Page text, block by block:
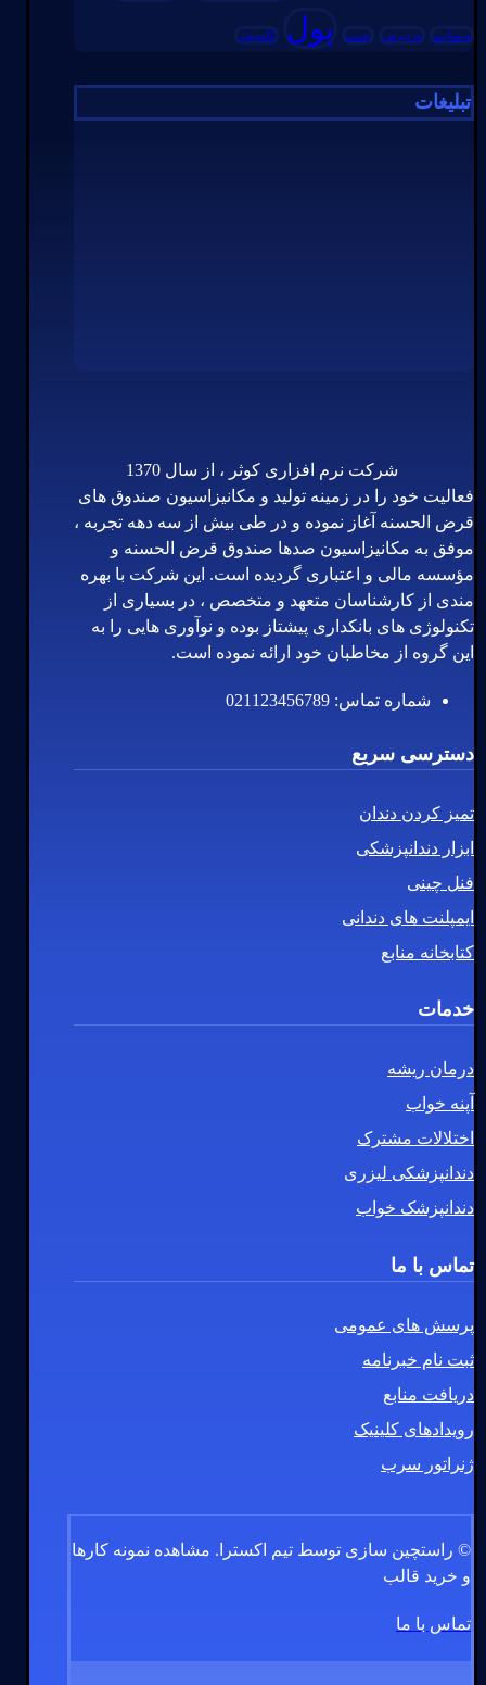
وبسایت وردپرس پست پول کامپیوتر
تبلیغات
شرکت نرم افزاری کوثر ، از سال 1370
فعالیت خود را در زمینه تولید و مکانیزاسیون صندوق های
قرض الحسنه آغاز نموده و در طی بیش از سه دهه تجربه ،
موفق به مکانیزاسیون صدها صندوق قرض الحسنه و
مؤسسه مالی و اعتباری گردیده است. این شرکت با بهره
مندی از کارشناسان متعهد و متخصص ، در بسیاری از
تکنولوژی های بانکداری پیشتاز بوده و نوآوری هایی را به
این گروه از مخاطبان خود ارائه نموده است.
شماره تماس: 021123456789
دسترسی سریع
تمیز کردن دندان
ابزار دندانپزشکی
فنل چینی
ایمپلنت های دندانی
کتابخانه منابع
خدمات
درمان ریشه
آپنه خواب
اختلالات مشترک
دندانپزشکی لیزری
دندانپزشک خواب
تماس با ما
پرسش های عمومی
ثبت نام خبرنامه
دریافت منابع
رویدادهای کلینیک
ژنراتور سرب
© راستچین سازی توسط تیم اکسترا. مشاهده نمونه کارها
و خرید قالب
تماس با ما